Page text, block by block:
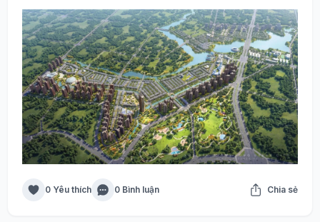
0 Yêu thích 0 Bình luận Chia sẻ